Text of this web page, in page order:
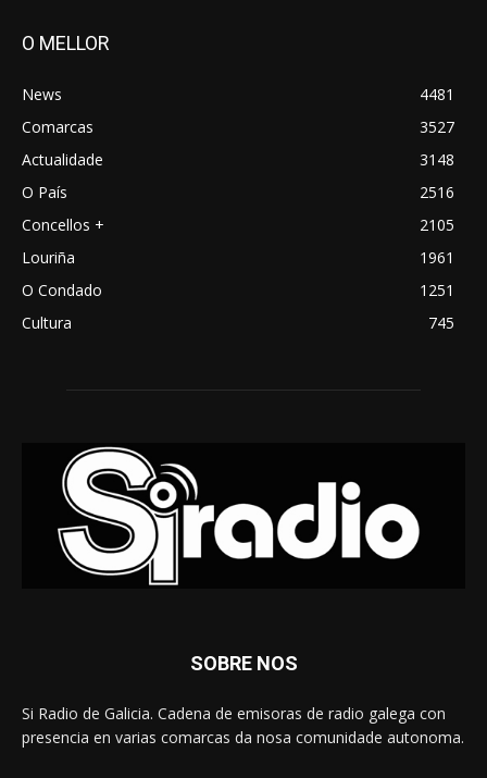
O MELLOR
News
4481
Comarcas
3527
Actualidade
3148
O País
2516
Concellos +
2105
Louriña
1961
O Condado
1251
Cultura
745
SOBRE NOS
Si Radio de Galicia. Cadena de emisoras de radio galega con
presencia en varias comarcas da nosa comunidade autonoma.